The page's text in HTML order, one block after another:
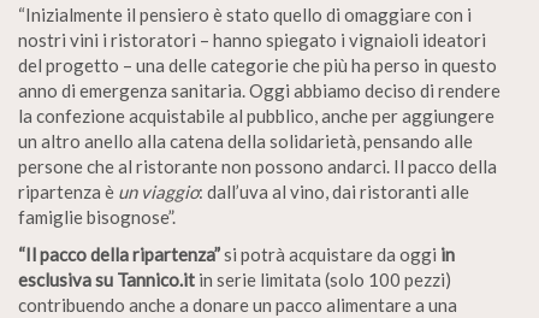
“Inizialmente il pensiero è stato quello di omaggiare con i
nostri vini i ristoratori – hanno spiegato i vignaioli ideatori
del progetto – una delle categorie che più ha perso in questo
anno di emergenza sanitaria. Oggi abbiamo deciso di rendere
la confezione acquistabile al pubblico, anche per aggiungere
un altro anello alla catena della solidarietà, pensando alle
persone che al ristorante non possono andarci. Il pacco della
ripartenza è un viaggio: dall’uva al vino, dai ristoranti alle
famiglie bisognose”.
“Il pacco della ripartenza”si potrà acquistare da oggi in
esclusiva su Tannico.it in serie limitata (solo 100 pezzi)
contribuendo anche a donare un pacco alimentare a una